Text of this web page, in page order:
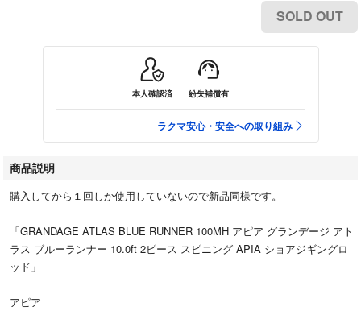
SOLD OUT
本人確認済 紛失補償有
ラクマ安心・安全への取り組み
商品説明
購入してから１回しか使用していないので新品同様です。
「GRANDAGE ATLAS BLUE RUNNER 100MH アピア グランデージ アト
ラス ブルーランナー 10.0ft 2ピース スピニング APIA ショアジギングロ
ッド」
アピア